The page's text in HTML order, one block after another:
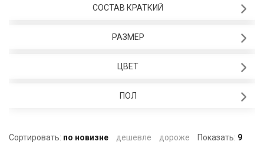
СОСТАВ КРАТКИЙ
РАЗМЕР
ЦВЕТ
ПОЛ
Сортировать: по новизне дешевле дороже Показать: 9